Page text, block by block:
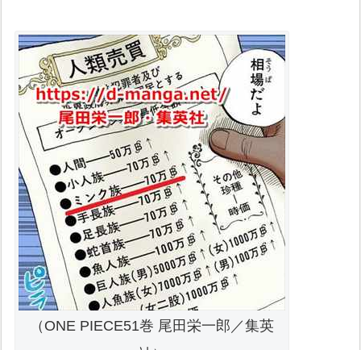
（ONE PIECE51巻 尾田栄一郎／集英